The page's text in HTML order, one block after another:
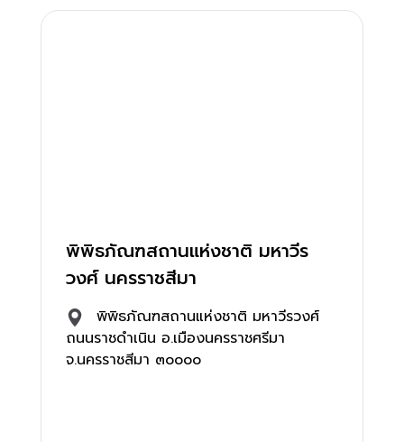
พิพิธภัณฑสถานแห่งชาติ มหาวีร
วงศ์ นครราชสีมา
พิพิธภัณฑสถานแห่งชาติ มหาวีรวงศ์
ถนนราชดำเนิน อ.เมืองนครราชศรีมา
จ.นครราชสีมา ๓๐๐๐๐